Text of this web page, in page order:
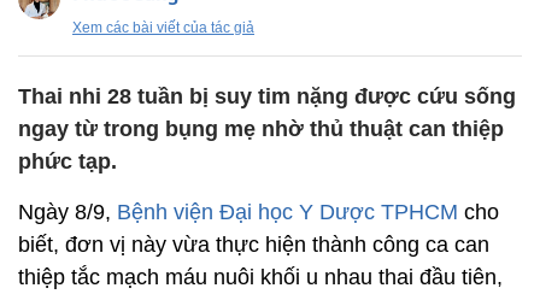
Xem các bài viết của tác giả
Thai nhi 28 tuần bị suy tim nặng được cứu sống
ngay từ trong bụng mẹ nhờ thủ thuật can thiệp
phức tạp.
Ngày 8/9, Bệnh viện Đại học Y Dược TPHCM cho
biết, đơn vị này vừa thực hiện thành công ca can
thiệp tắc mạch máu nuôi khối u nhau thai đầu tiên,